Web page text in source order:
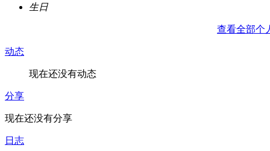
生日
查看全部个
动态
现在还没有动态
分享
现在还没有分享
日志